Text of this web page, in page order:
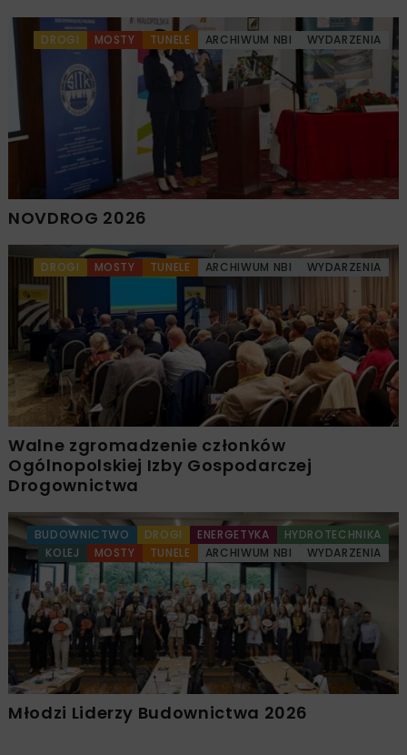
DROGI MOSTY TUNELE ARCHIWUM NBI WYDARZENIA
NOVDROG 2026
DROGI MOSTY TUNELE ARCHIWUM NBI WYDARZENIA
Walne zgromadzenie członków
Ogólnopolskiej Izby Gospodarczej
Drogownictwa
BUDOWNICTWO DROGI ENERGETYKA
HYDROTECHNIKA
KOLEJ
MOSTY TUNELE ARCHIWUM NBI WYDARZENIA
Młodzi Liderzy Budownictwa 2026